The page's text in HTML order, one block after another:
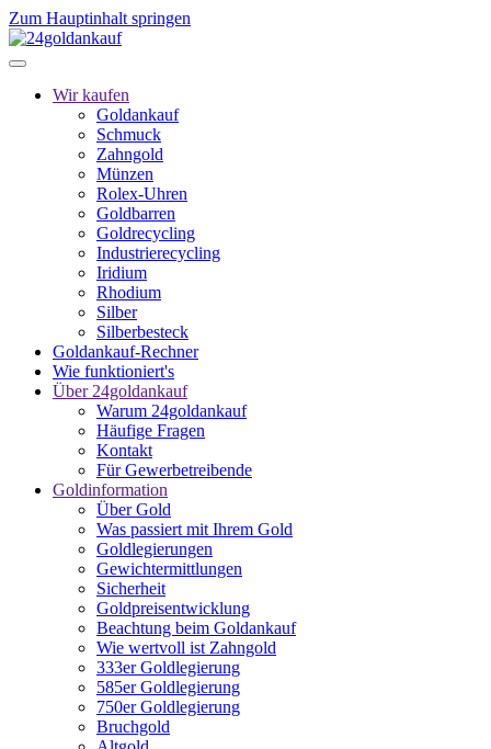
Zum Hauptinhalt springen
Wir kaufen
Goldankauf
Schmuck
Zahngold
Münzen
Rolex-Uhren
Goldbarren
Goldrecycling
Industrierecycling
Iridium
Rhodium
Silber
Silberbesteck
Goldankauf-Rechner
Wie funktioniert's
Über 24goldankauf
Warum 24goldankauf
Häufige Fragen
Kontakt
Für Gewerbetreibende
Goldinformation
Über Gold
Was passiert mit Ihrem Gold
Goldlegierungen
Gewichtermittlungen
Sicherheit
Goldpreisentwicklung
Beachtung beim Goldankauf
Wie wertvoll ist Zahngold
333er Goldlegierung
585er Goldlegierung
750er Goldlegierung
Bruchgold